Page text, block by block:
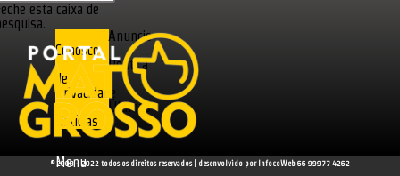
esta caixa de
Menu
Anuncie
Conosco
Política
de
Privacidade
Últimas
Notícias
© 2008 - 2022 todos os direitos reservados | desenvolvido por InfocoWeb 66 99977 4262